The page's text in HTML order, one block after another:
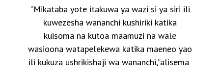
”Mikataba yote itakuwa ya wazi si ya siri ili
kuwezesha wananchi kushiriki katika
kuisoma na kutoa maamuzi na wale
wasioona watapelekewa katika maeneo yao
ili kukuza ushrikishaji wa wananchi,”alisema